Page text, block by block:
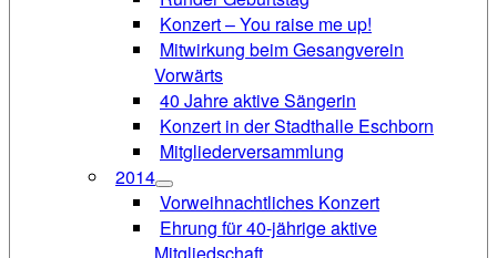
Konzert – You raise me up!
Mitwirkung beim Gesangverein
Vorwärts
40 Jahre aktive Sängerin
Konzert in der Stadthalle Eschborn
Mitgliederversammlung
2014
Vorweihnachtliches Konzert
Ehrung für 40-jährige aktive
Mitgliedschaft